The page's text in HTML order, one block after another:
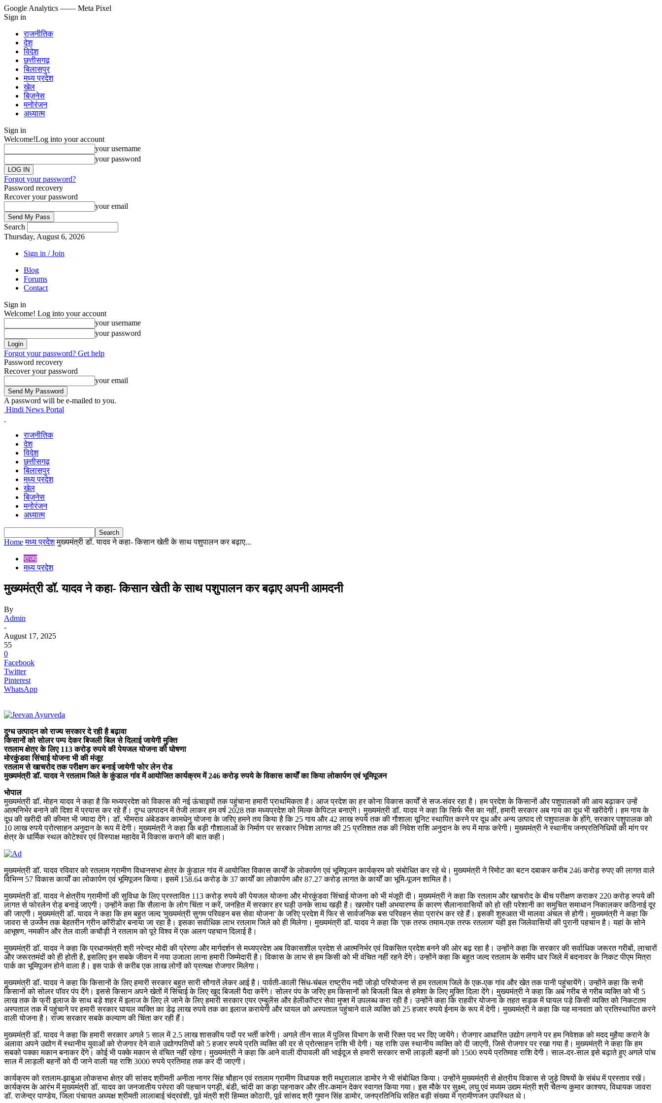
Google Analytics —— Meta Pixel
Sign in
राजनीतिक
देश
विदेश
छत्तीसगढ़
बिलासपुर
मध्य प्रदेश
खेल
बिज़नेस
मनोरंजन
अध्यात्म
Sign in
Welcome!Log into your account
your username
your password
Forgot your password?
Password recovery
Recover your password
your email
Search
Thursday, August 6, 2026
Sign in / Join
Blog
Forums
Contact
Sign in
Welcome! Log into your account
your username
your password
Forgot your password? Get help
Password recovery
Recover your password
your email
A password will be e-mailed to you.
Hindi News Portal
राजनीतिक
देश
विदेश
छत्तीसगढ़
बिलासपुर
मध्य प्रदेश
खेल
बिज़नेस
मनोरंजन
अध्यात्म
Home मध्य प्रदेश मुख्यमंत्री डॉ. यादव ने कहा- किसान खेती के साथ पशुपालन कर बढ़ाए...
राज्य
मध्य प्रदेश
मुख्यमंत्री डॉ. यादव ने कहा- किसान खेती के साथ पशुपालन कर बढ़ाए अपनी आमदनी
By
Admin
-
August 17, 2025
55
0
Facebook
Twitter
Pinterest
WhatsApp
दुग्ध उत्पादन को राज्य सरकार दे रही है बढ़ावा
किसानों को सोलर पम्प देकर बिजली बिल से दिलाई जायेगी मुक्ति
रतलाम क्षेत्र के लिए 113 करोड़ रुपये की पेयजल योजना की घोषणा
मोरकुंडवा सिंचाई योजना भी की मंजूर
रतलाम से खाचरोद तक परीक्षण कर बनाई जायेगी फोर लेन रोड
मुख्यमंत्री डॉ. यादव ने रतलाम जिले के कुंडाल गांव में आयोजित कार्यक्रम में 246 करोड़ रुपये के विकास कार्यों का किया लोकार्पण एवं भूमिपूजन
भोपाल
मुख्यमंत्री डॉ. मोहन यादव ने कहा है कि मध्यप्रदेश को विकास की नई ऊंचाइयों तक पहुंचाना हमारी प्राथमिकता है। आज प्रदेश का हर कोना विकास कार्यों से सज-संवर रहा है। हम प्रदेश के किसानों और पशुपालकों की आय बढ़ाकर उन्हें
आत्मनिर्भर बनाने की दिशा में प्रयास कर रहे हैं। दुग्ध उत्पादन में तेजी लाकर हम वर्ष 2028 तक मध्यप्रदेश को मिल्क केपिटल बनाएंगे। मुख्यमंत्री डॉ. यादव ने कहा कि सिर्फ भैंस का नहीं, हमारी सरकार अब गाय का दूध भी खरीदेगी। हम गाय के
दूध की खरीदी की कीमत भी ज्यादा देंगे। डॉ. भीमराव अंबेडकर कामधेनु योजना के जरिए हमने तय किया है कि 25 गाय और 42 लाख रुपये तक की गौशाला यूनिट स्थापित करने पर दूध और अन्य उत्पाद तो पशुपालक के होंगे, सरकार पशुपालक को
10 लाख रुपये प्रोत्साहन अनुदान के रूप में देगी। मुख्यमंत्री ने कहा कि बड़ी गौशालाओं के निर्माण पर सरकार निवेश लागत की 25 प्रतिशत तक की निवेश राशि अनुदान के रुप में माफ करेगी। मुख्यमंत्री ने स्थानीय जनप्रतिनिधियों की मांग पर
क्षेत्र के धार्मिक स्थल कोटेश्वर एवं विरुपाक्ष महादेव में विकास कराने की बात कही।
मुख्यमंत्री डॉ. यादव रविवार को रतलाम ग्रामीण विधानसभा क्षेत्र के कुंडाल गांव में आयोजित विकास कार्यों के लोकार्पण एवं भूमिपूजन कार्यक्रम को संबोधित कर रहे थे। मुख्यमंत्री ने रिमोट का बटन दबाकर करीब 246 करोड़ रुपए की लागत वाले
विभिन्न 57 विकास कार्यों का लोकार्पण एवं भूमिपूजन किया। इसमें 158.64 करोड़ के 37 कार्यों का लोकार्पण और 87.27 करोड़ लागत के कार्यों का भूमि-पूजन शामिल है।
मुख्यमंत्री डॉ. यादव ने क्षेत्रीय ग्रामीणों की सुविधा के लिए प्रस्तावित 113 करोड़ रुपये की पेयजल योजना और मोरकुंडवा सिंचाई योजना को भी मंजूरी दी। मुख्यमंत्री ने कहा कि रतलाम और खाचरोद के बीच परीक्षण कराकर 220 करोड़ रुपये की
लागत से फोरलेन रोड़ बनाई जाएगी। उन्होंने कहा कि सैलाना के लोग चिंता न करें, जनहित में सरकार हर घड़ी उनके साथ खड़ी है। खरमोर पक्षी अभयारण्य के कारण सैलानावासियों को हो रही परेशानी का समुचित समाधान निकालकर कठिनाई दूर
की जाएगी। मुख्यमंत्री डॉ. यादव ने कहा कि हम बहुत जल्द 'मुख्यमंत्री सुगम परिवहन बस सेवा योजना' के जरिए प्रदेश में फिर से सार्वजनिक बस परिवहन सेवा प्रारंभ कर रहे हैं। इसकी शुरुआत भी मालवा अंचल से होगी। मुख्यमंत्री ने कहा कि
जावरा से उज्जैन तक बेहतरीन ग्रीन कॉरीडोर बनाया जा रहा है। इसका सर्वाधिक लाभ रतलाम जिले को ही मिलेगा। मुख्यमंत्री डॉ. यादव ने कहा कि 'एक तरफ तमाम-एक तरफ रतलाम' यही इस जिलेवासियों की पुरानी पहचान है। यहां के सोने
आभूषण, नमकीन और तेल वाली कचौड़ी ने रतलाम को पूरे विश्व में एक अलग पहचान दिलाई है।
मुख्यमंत्री डॉ. यादव ने कहा कि प्रधानमंत्री श्री नरेन्द्र मोदी की प्रेरणा और मार्गदर्शन से मध्यप्रदेश अब विकासशील प्रदेश से आत्मनिर्भर एवं विकसित प्रदेश बनने की ओर बढ़ रहा है। उन्होंने कहा कि सरकार की सर्वाधिक जरूरत गरीबों, लाचारों
और जरूरतमंदों को ही होती है, इसलिए इन सबके जीवन में नया उजाला लाना हमारी जिम्मेदारी है। विकास के लाभ से हम किसी को भी वंचित नहीं रहने देंगे। उन्होंने कहा कि बहुत जल्द रतलाम के समीप धार जिले में बदनावर के निकट पीएम मित्रा
पार्क का भूमिपूजन होने वाला है। इस पार्क से करीब एक लाख लोगों को प्रत्यक्ष रोजगार मिलेगा।
मुख्यमंत्री डॉ. यादव ने कहा कि किसानों के लिए हमारी सरकार बहुत सारी सौगातें लेकर आई है। पार्वती-काली सिंध-चंबल राष्ट्रीय नदी जोड़ो परियोजना से हम रतलाम जिले के एक-एक गांव और खेत तक पानी पहुंचायेंगे। उन्होंने कहा कि सभी
किसानों को सोलर पॉवर पंप देंगे। इससे किसान अपने खेतों में सिंचाई के लिए खुद बिजली पैदा करेंगे। सोलर पंप के जरिए हम किसानों को बिजली बिल से हमेशा के लिए मुक्ति दिला देंगे। मुख्यमंत्री ने कहा कि अब गरीब से गरीब व्यक्ति को भी 5
लाख तक के फ्री इलाज के साथ बड़े शहर में इलाज के लिए ले जाने के लिए हमारी सरकार एयर एम्बुलेंस और हेलीकॉप्टर सेवा मुफ्त में उपलब्ध करा रही है। उन्होंने कहा कि राहवीर योजना के तहत सड़क में घायल पड़े किसी व्यक्ति को निकटतम
अस्पताल तक में पहुंचाने पर हमारी सरकार घायल व्यक्ति का डेढ़ लाख रुपये तक का इलाज करायेगी और घायल को अस्पताल पहुंचाने वाले व्यक्ति को 25 हजार रुपये ईनाम के रूप में देगी। मुख्यमंत्री ने कहा कि यह मानवता को प्रतिस्थापित करने
वाली योजना है। राज्य सरकार सबके कल्याण की चिंता कर रही हैं।
मुख्यमंत्री डॉ. यादव ने कहा कि हमारी सरकार अगले 5 साल में 2.5 लाख शासकीय पदों पर भर्ती करेगी। अगले तीन साल में पुलिस विभाग के सभी रिक्त पद भर दिए जायेंगे। रोजगार आधारित उद्योग लगाने पर हम निवेशक को मदद मुहैया कराने के
अलावा अपने उद्योग में स्थानीय युवाओं को रोजगार देने वाले उद्योगपतियों को 5 हजार रुपये प्रति व्यक्ति की दर से प्रोत्साहन राशि भी देगी। यह राशि उस स्थानीय व्यक्ति को दी जाएगी, जिसे रोजगार पर रखा गया है। मुख्यमंत्री ने कहा कि हम
सबको पक्का मकान बनाकर देंगे। कोई भी पक्के मकान से वंचित नहीं रहेगा। मुख्यमंत्री ने कहा कि आने वाली दीपावली की भाईदूज से हमारी सरकार सभी लाड़ली बहनों को 1500 रुपये प्रतिमाह राशि देगी। साल-दर-साल इसे बढ़ाते हुए अगले पांच
साल में लाड़ली बहनों को दी जाने वाली यह राशि 3000 रुपये प्रतिमाह तक कर दी जाएगी।
कार्यक्रम को रतलाम-झाबुआ लोकसभा क्षेत्र की सांसद श्रीमती अनीता नागर सिंह चौहान एवं रतलाम ग्रामीण विधायक श्री मथुरालाल डामोर ने भी संबोधित किया। उन्होंने मुख्यमंत्री से क्षेत्रीय विकास से जुड़े विषयों के संबंध में प्रस्ताव रखें।
कार्यक्रम के आरंभ में मुख्यमंत्री डॉ. यादव का जनजातीय परंपरा की पहचान पगड़ी, बंडी, चांदी का कड़ा पहनाकर और तीर-कमान देकर स्वागत किया गया। इस मौके पर सुक्ष्म, लघु एवं मध्यम उद्यम मंत्री श्री चैतन्य कुमार काश्यप, विधायक जावरा
डॉ. राजेन्द्र पाण्डेय, जिला पंचायत अध्यक्ष श्रीमती लालाबाई चंद्रवंशी, पूर्व मंत्री श्री हिम्मत कोठारी, पूर्व सांसद श्री गुमान सिंह डामोर, जनप्रतिनिधि सहित बड़ी संख्या में ग्रामीणजन उपस्थित थे।